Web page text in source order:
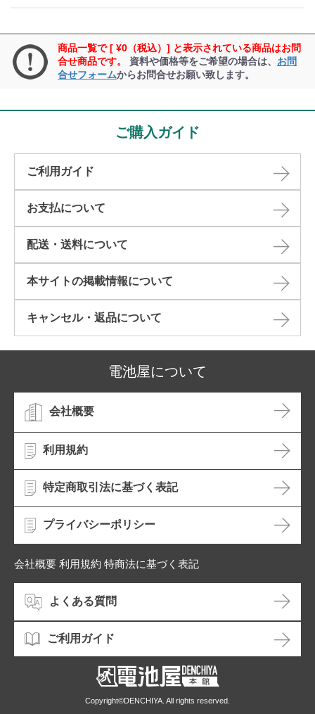
商品一覧で [ ¥0（税込）] と表示されている商品はお問
合せ商品です。
資料や価格等をご希望の場合は、 お問
合せフォームからお問合せお願い致します。
ご購入ガイド
ご利用ガイド
お支払について
配送・送料について
本サイトの掲載情報について​
キャンセル・返品について​
電池屋について
会社概要
利用規約
特定商取引法に基づく表記
プライバシーポリシー
会社概要 利用規約 特商法に基づく表記
よくある質問
ご利用ガイド
Copyright©DENCHIYA. All rights reserved.